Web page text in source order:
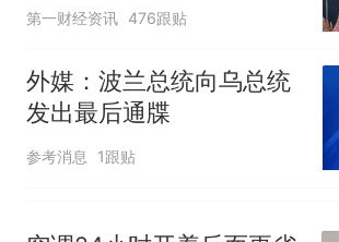
第一财经资讯 476跟贴
外媒：波兰总统向乌总统
发出最后通牒
参考消息 1跟贴